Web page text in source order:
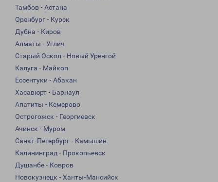
Тамбов - Астана
Оренбург - Курск
Дубна - Киров
Алматы - Углич
Старый Оскол - Новый Уренгой
Калуга - Майкоп
Ессентуки - Абакан
Хасавюрт - Барнаул
Апатиты - Кемерово
Острогожск - Георгиевск
Ачинск - Муром
Санкт-Петербург - Камышин
Калининград - Прокопьевск
Душанбе - Ковров
Новокузнецк - Ханты-Мансийск